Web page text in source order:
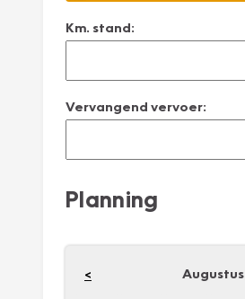
Km. stand:
Vervangend vervoer:
Planning
< Augustus